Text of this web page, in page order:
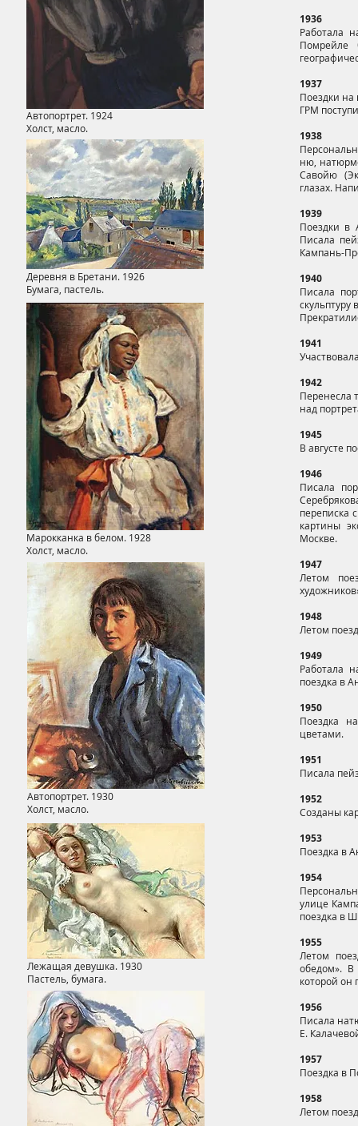
Автопортрет. 1924
Холст, масло.
Деревня в Бретани. 1926
Бумага, пастель.
Марокканка в белом. 1928
Холст, масло.
Автопортрет. 1930
Холст, масло.
Лежащая девушка. 1930
Пастель, бумага.
1936
Работала
Помрейле
1937
Поездки на
ГРМ
1938
ню,
Савойю
глазах.
1939
Поездки в
Писала
Кампань-
1940
Писала
1941
1942
Перенесла
над
1945
В августе
1946
Писала
переписка
картины
Москве.
1947
Летом
1948
Летом
1949
Работала
поездка в
1950
Поездка
цветами.
1951
Писала
1952
Созданы
1953
Поездка в
1954
улице
поездка в
1955
Летом
обедом».
которой он
1956
Писала
Е.
1957
Поездка в
1958
Летом